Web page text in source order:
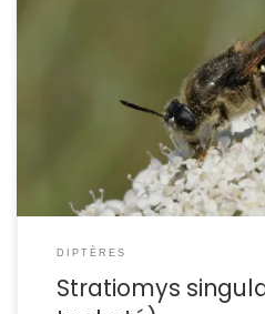
Les Stratiomyiidae sont des
large que le thorax. Leurs larves
sont adaptées à des eaux très
singularior Harris,1776 POSITION
Brachycère Famille des
vient du grec et signifie « mouche
DIPTÈRES
Stratiomys